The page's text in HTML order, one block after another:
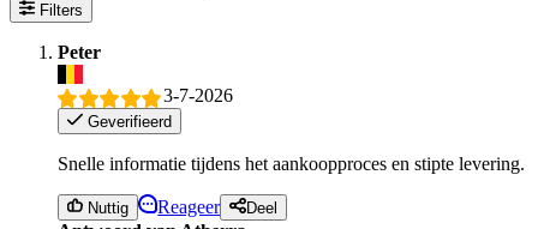
Filters
Peter
3-7-2026
Geverifieerd
Snelle informatie tijdens het aankoopproces en stipte levering.
Nuttig Reageer Deel